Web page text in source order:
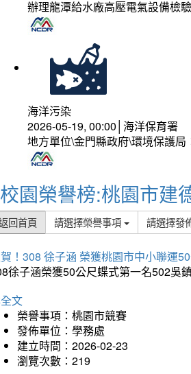
辦理龍潭給水廠高壓電氣設備檢
海洋污染
2026-05-19, 00:00│海洋保育署
地方單位\金門縣政府\環境保護
校園榮譽榜:桃園市建
回首頁 請選擇榮譽事項 請選擇發
！308 徐子涵 榮獲桃園市中小聯運
徐子涵榮獲50公尺蝶式第一名502吳
文
榮譽事項：桃園市競賽
發佈單位：學務處
建立時間：2026-02-23
瀏覽次數：219